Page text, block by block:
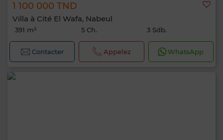
1 100 000 TND
Villa à Cité El Wafa, Nabeul
391 m² 5 Ch. 3 Sdb.
Contacter Appelez WhatsApp